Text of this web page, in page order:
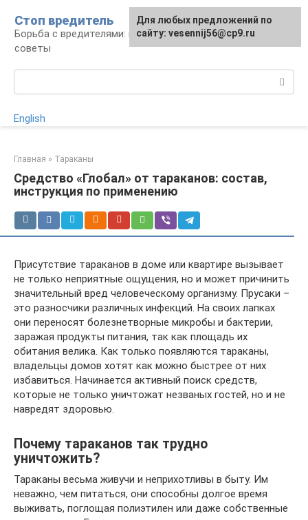
контенту
Стоп вредитель
Борьба с вредителями: правила, средства,
советы
English
Главная » Тараканы
Средство «Глобал» от тараканов: состав,
инструкция по применению
Присутствие тараканов в доме или квартире вызывает
не только неприятные ощущения, но и может причинить
значительный вред человеческому организму. Прусаки –
это разносчики различных инфекций. На своих лапках
они переносят болезнетворные микробы и бактерии,
заражая продукты питания, так как площадь их
обитания велика. Как только появляются тараканы,
владельцы домов хотят как можно быстрее от них
избавиться. Начинается активный поиск средств,
которые не только уничтожат незваных гостей, но и не
навредят здоровью.
Почему тараканов так трудно
уничтожить?
Тараканы весьма живучи и неприхотливы в быту. Им
неважно, чем питаться, они способны долгое время
выживать, поглощая полиэтилен или даже собственные
Для любых предложений по
сайту: vesennij56@cp9.ru